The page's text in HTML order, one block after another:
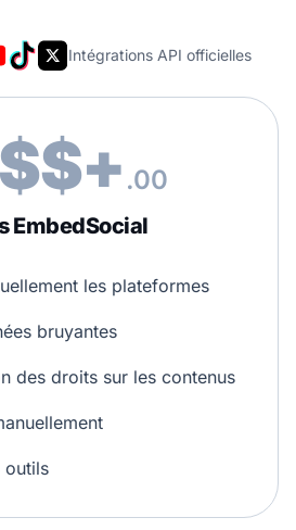
Intégrations API officielles
.00
EmbedSocial
les plateformes
bruyantes
des droits sur les contenus
outils